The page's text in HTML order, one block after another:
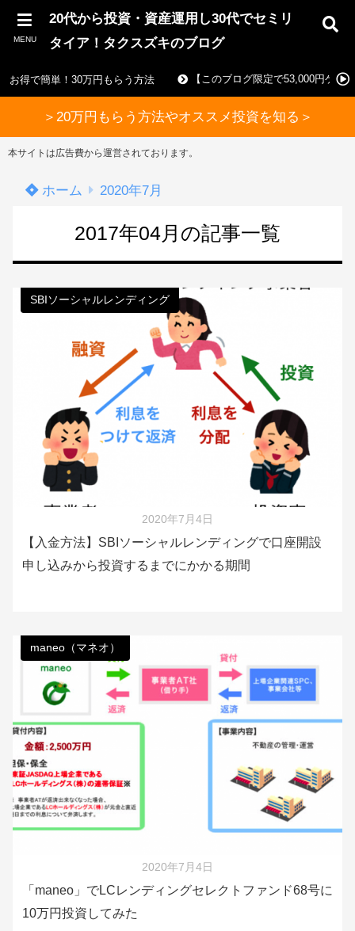
MENU
20代から投資・資産運用し30代でセミリ
タイア！タクスズキのブログ
お得で簡単！30万円もらう方法 【このブログ限定で53,000円ゲッ
＞20万円もらう方法やオススメ投資を知る＞
本サイトは広告費から運営されております。
ホーム 2020年7月
2017年04月の記事一覧
SBIソーシャルレンディング
2020年7月4日
【入金方法】SBIソーシャルレンディングで口座開設
申し込みから投資するまでにかかる期間
maneo（マネオ）
2020年7月4日
「maneo」でLCレンディングセレクトファンド68号に
10万円投資してみた